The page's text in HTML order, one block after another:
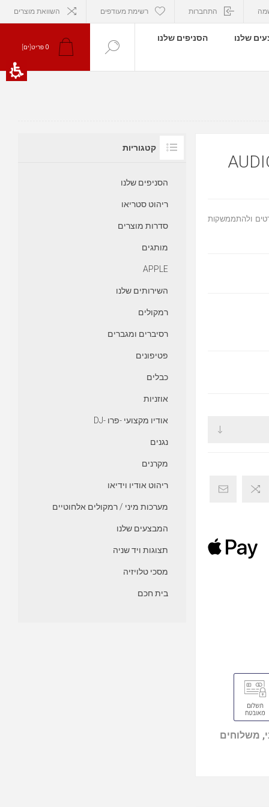
התחברות רשימת מעודפים השוואת מוצרים
שלנו
הסניפים שלנו
0 פריט[ים]
ולהתממשקות
משלוחים
קטגוריות
הסניפים שלנו
ריהוט סטריאו
סדרות מוצרים
מותגים
APPLE
השירותים שלנו
רמקולים
רסיברים ומגברים
פטיפונים
כבלים
אוזניות
אודיו מקצועי -פרו -DJ
נגנים
מקרנים
ריהוט אודיו וידיאו
מערכות מיני / רמקולים אלחוטיים
המבצעים שלנו
תצוגות ויד שניה
מסכי טלויזיה
בית חכם